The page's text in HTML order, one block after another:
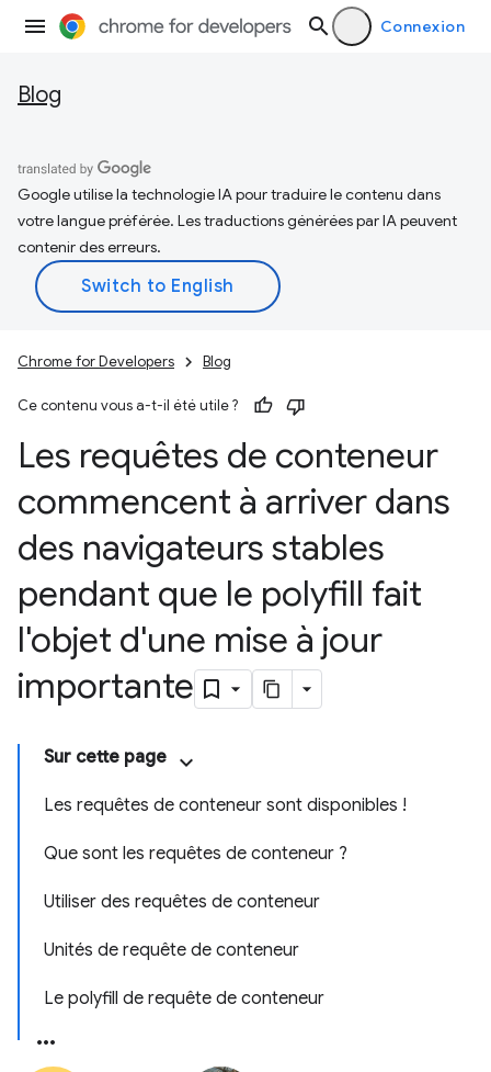
Connexion
Blog
Google utilise la technologie IA pour traduire le contenu dans
votre langue préférée. Les traductions générées par IA peuvent
contenir des erreurs.
Chrome for Developers Blog
Ce contenu vous a-t-il été utile ?
Les requêtes de conteneur
commencent à arriver dans
des navigateurs stables
pendant que le polyfill fait
l'objet d'une mise à jour
importante
Sur cette page
Les requêtes de conteneur sont disponibles !
Que sont les requêtes de conteneur ?
Utiliser des requêtes de conteneur
Unités de requête de conteneur
Le polyfill de requête de conteneur